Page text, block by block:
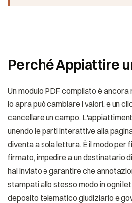
Perché Appiattire
Un modulo PDF compilato è
lo apra può cambiare i valori, e un
cancellare un campo.
unendo le parti interattive alla
diventa a sola lettura. È il modo per
firmato, impedire a un destinatario
hai inviato e garantire che
stampati allo stesso modo in ogni
deposito telematico giudiziario e